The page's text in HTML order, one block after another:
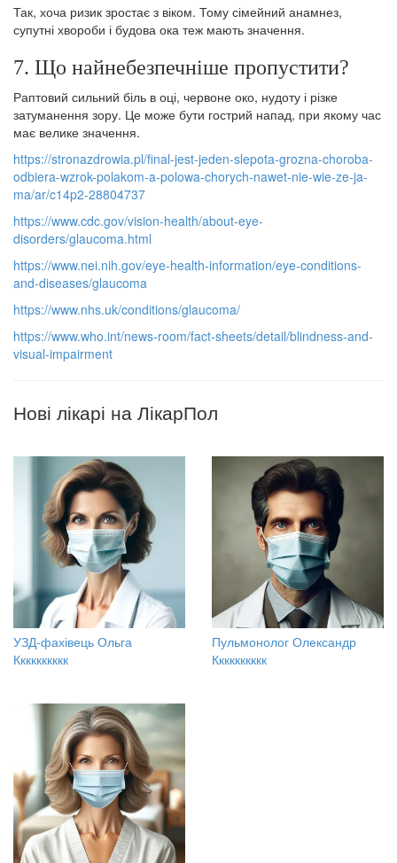
Так, хоча ризик зростає з віком. Тому сімейний анамнез,
супутні хвороби і будова ока теж мають значення.
7. Що найнебезпечніше пропустити?
Раптовий сильний біль в оці, червоне око, нудоту і різке
затуманення зору. Це може бути гострий напад, при якому час
має велике значення.
https://stronazdrowia.pl/final-jest-jeden-slepota-grozna-choroba-
odbiera-wzrok-polakom-a-polowa-chorych-nawet-nie-wie-ze-ja-
ma/ar/c14p2-28804737
https://www.cdc.gov/vision-health/about-eye-
disorders/glaucoma.html
https://www.nei.nih.gov/eye-health-information/eye-conditions-
and-diseases/glaucoma
https://www.nhs.uk/conditions/glaucoma/
https://www.who.int/news-room/fact-sheets/detail/blindness-and-
visual-impairment
Нові лікарі на ЛікарПол
УЗД-фахівець Ольга
Кккккккккк
Пульмонолог Олександр
Кккккккккк